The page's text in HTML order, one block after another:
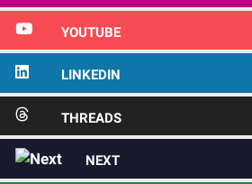
YOUTUBE
LINKEDIN
THREADS
NEXT